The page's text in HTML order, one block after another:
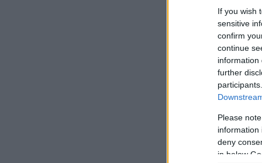
If you wish
sensitive
confirm
continue
information
further
Please
information
deny
in below